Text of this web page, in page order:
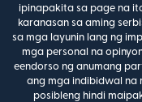
ipinapakita sa page na
karanasan sa aming
sa mga layunin lang ng
mga personal na
eendorso ng anumang
ang mga indibidwal na
posibleng hindi